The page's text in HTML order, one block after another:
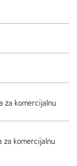
za komercijalnu
komercijalnu